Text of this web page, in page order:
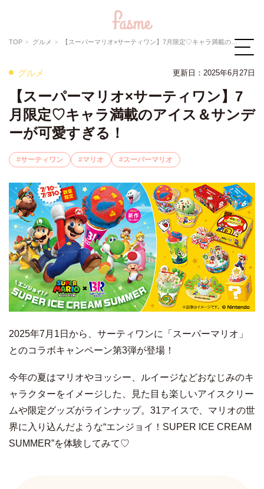
TOP グルメ 【スーパーマリオ×サーティワン】7月限定♡キャラ満載のアイス＆サンデーが可愛すぎる！
グルメ 更新日： 2025年6月27日
【スーパーマリオ×サーティワン】7
月限定♡キャラ満載のアイス＆サンデ
ーが可愛すぎる！
サーティワン マリオ スーパーマリオ
2025年7月1日から、サーティワンに「スーパーマリオ」
とのコラボキャンペーン第3弾が登場！
今年の夏はマリオやヨッシー、ルイージなどおなじみのキ
ャラクターをイメージした、見た目も楽しいアイスクリー
ムや限定グッズがラインナップ。31アイスで、マリオの世
界に入り込んだような“エンジョイ！SUPER ICE CREAM
SUMMER”を体験してみて♡